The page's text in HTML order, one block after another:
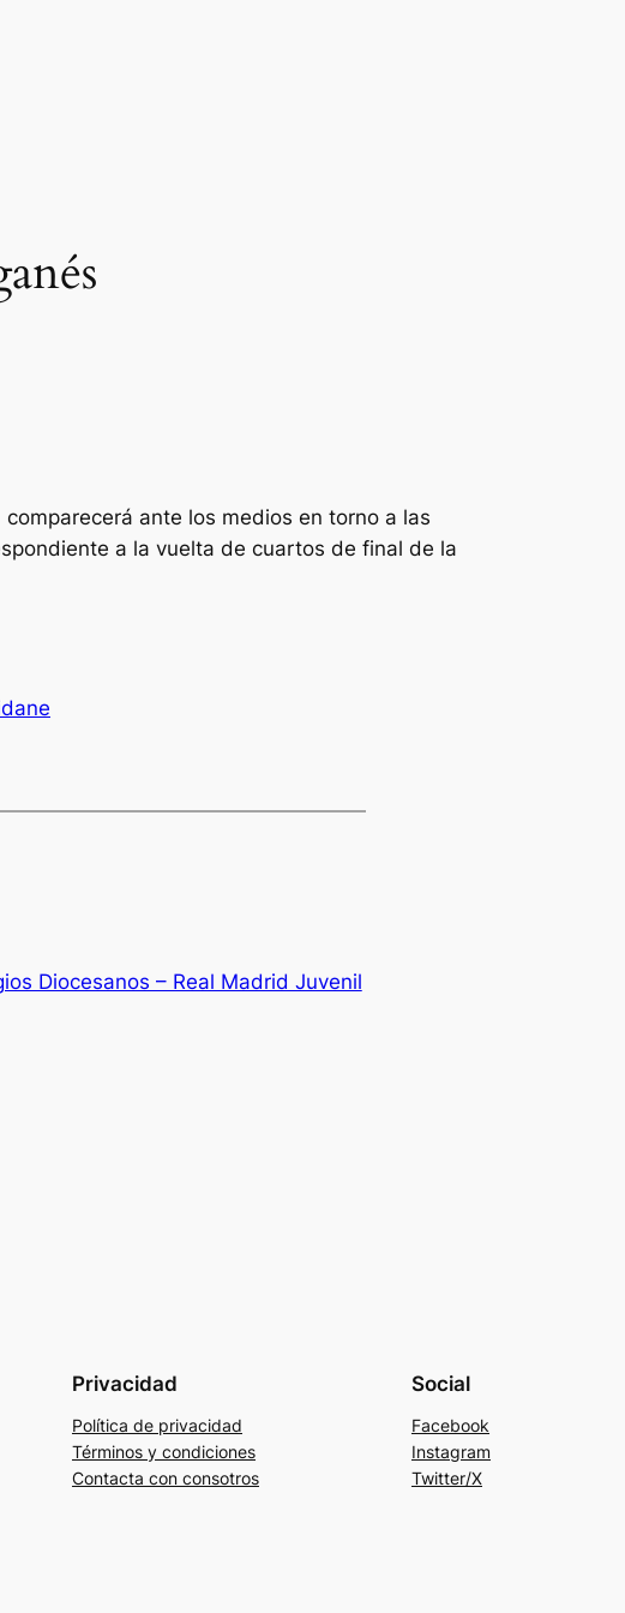
ante los medios en torno a las
a la vuelta de cuartos de final de la
Diocesanos – Real Madrid Juvenil
Privacidad
Política de privacidad
Términos y condiciones
Contacta con consotros
Social
Facebook
Instagram
Twitter/X